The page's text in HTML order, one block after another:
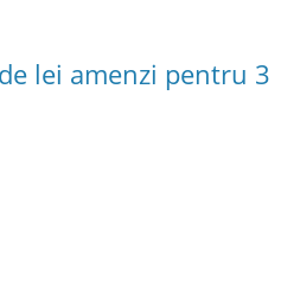
lei amenzi pentru 3